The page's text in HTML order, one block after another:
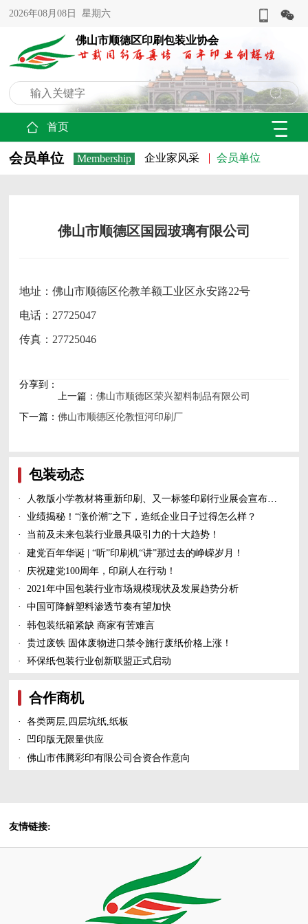
2026年08月08日 星期六
佛山市顺德区印刷包装业协会
首页
会员单位 Membership 企业家风采 会员单位
佛山市顺德区国园玻璃有限公司
地址：佛山市顺德区伦教羊额工业区永安路22号
电话：27725047
传真：27725046
分享到：
上一篇： 佛山市顺德区荣兴塑料制品有限公司
下一篇： 佛山市顺德区伦教恒河印刷厂
包装动态
·
人教版小学教材将重新印刷、又一标签印刷行业展会宣布延期、5家造纸及包装印刷富豪上榜新财富500富人榜......
·
业绩揭秘！“涨价潮”之下，造纸企业日子过得怎么样？
·
当前及未来包装行业最具吸引力的十大趋势！
·
建党百年华诞 | “听”印刷机“讲”那过去的峥嵘岁月！
·
庆祝建党100周年，印刷人在行动！
·
2021年中国包装行业市场规模现状及发展趋势分析
·
中国可降解塑料渗透节奏有望加快
·
韩包装纸箱紧缺 商家有苦难言
·
贵过废铁 固体废物进口禁令施行废纸价格上涨！
·
环保纸包装行业创新联盟正式启动
合作商机
·
各类两层,四层坑纸,纸板
·
凹印版无限量供应
·
佛山市伟腾彩印有限公司合资合作意向
友情链接: